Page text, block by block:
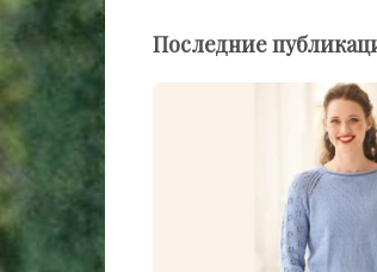
Последние